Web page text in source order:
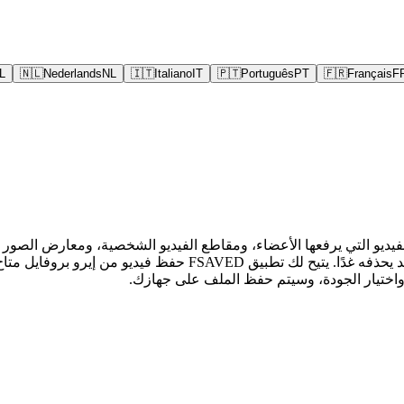
🇫🇷Français
🇵🇹Português PT
🇮🇹Italiano IT
🇳🇱Nederlands NL
التي يرفعها الأعضاء، ومقاطع الفيديو الشخصية، ومعارض
الجودة، وسيتم حفظ الملف على جهازك.